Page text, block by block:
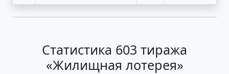
Статистика 603 тиража
«Жилищная лотерея»